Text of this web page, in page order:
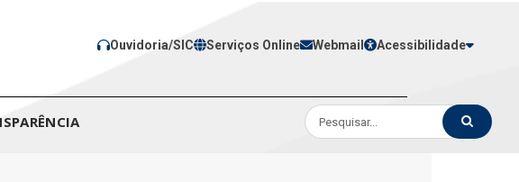
Ouvidoria/SIC Serviços Online Webmail Acessibilidade